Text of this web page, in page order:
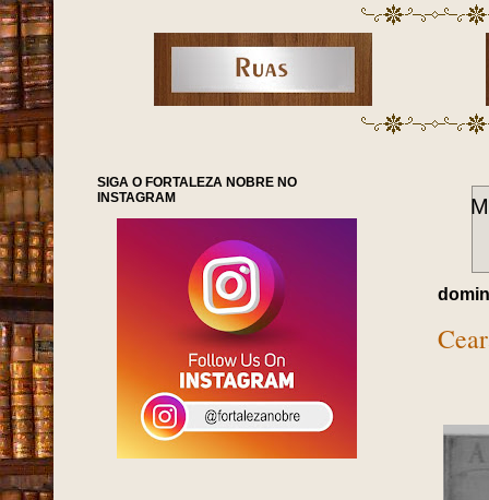
SIGA O FORTALEZA NOBRE NO
INSTAGRAM